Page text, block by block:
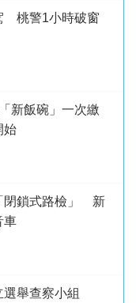
桃警1小時破窗
新飯碗」一次繳
始
閉鎖式路檢」 新
車
舉查察小組